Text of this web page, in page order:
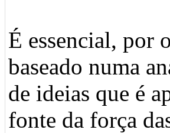
É essencial, por
baseado numa
de ideias que é
fonte da força